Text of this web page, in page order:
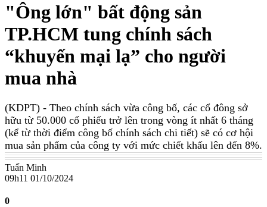
"Ông lớn" bất động sản
TP.HCM tung chính sách
“khuyến mại lạ” cho người
mua nhà
(KDPT) - Theo chính sách vừa công bố, các cổ đông sở
hữu từ 50.000 cổ phiếu trở lên trong vòng ít nhất 6 tháng
(kể từ thời điểm công bố chính sách chi tiết) sẽ có cơ hội
mua sản phẩm của công ty với mức chiết khấu lên đến 8%.
Tuấn Minh
09h11 01/10/2024
0